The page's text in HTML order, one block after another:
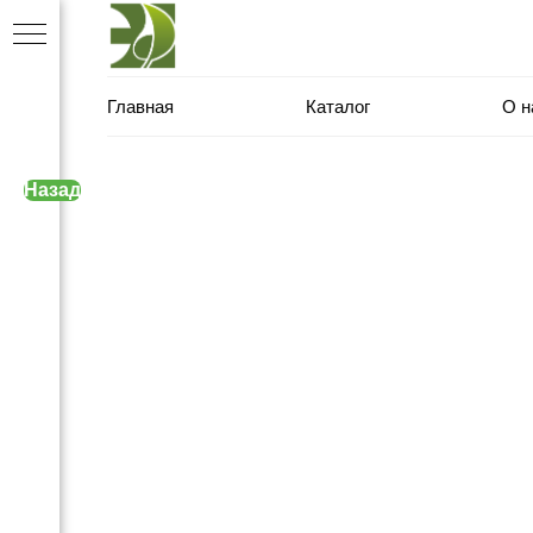
Главная Каталог О
Назад